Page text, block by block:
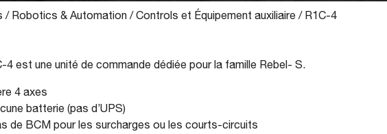
/ Robotics & Automation /Controls et Équipement auxiliaire / R1C-4
4 est une unité de commande dédiée pour la famille Rebel- S.
4 axes
batterie (pas d’UPS)
de BCM pour les surcharges ou les courts-circuits